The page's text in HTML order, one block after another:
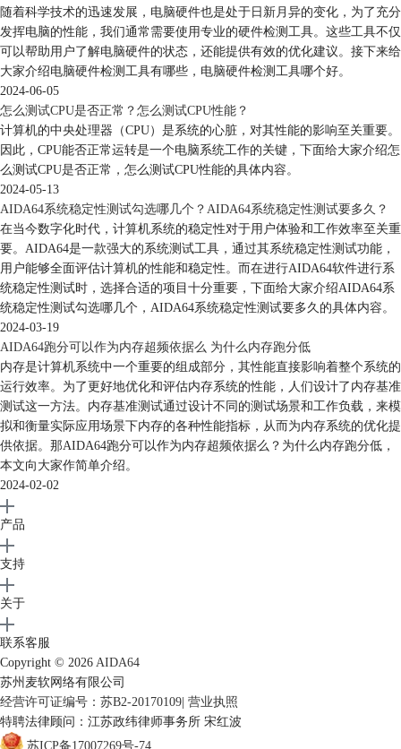
随着科学技术的迅速发展，电脑硬件也是处于日新月异的变化，为了充分
发挥电脑的性能，我们通常需要使用专业的硬件检测工具。这些工具不仅
可以帮助用户了解电脑硬件的状态，还能提供有效的优化建议。接下来给
大家介绍电脑硬件检测工具有哪些，电脑硬件检测工具哪个好。
2024-06-05
怎么测试CPU是否正常？怎么测试CPU性能？
计算机的中央处理器（CPU）是系统的心脏，对其性能的影响至关重要。
因此，CPU能否正常运转是一个电脑系统工作的关键，下面给大家介绍怎
么测试CPU是否正常，怎么测试CPU性能的具体内容。
2024-05-13
AIDA64系统稳定性测试勾选哪几个？AIDA64系统稳定性测试要多久？
在当今数字化时代，计算机系统的稳定性对于用户体验和工作效率至关重
要。AIDA64是一款强大的系统测试工具，通过其系统稳定性测试功能，
用户能够全面评估计算机的性能和稳定性。而在进行AIDA64软件进行系
统稳定性测试时，选择合适的项目十分重要，下面给大家介绍AIDA64系
统稳定性测试勾选哪几个，AIDA64系统稳定性测试要多久的具体内容。
2024-03-19
AIDA64跑分可以作为内存超频依据么 为什么内存跑分低
内存是计算机系统中一个重要的组成部分，其性能直接影响着整个系统的
运行效率。为了更好地优化和评估内存系统的性能，人们设计了内存基准
测试这一方法。内存基准测试通过设计不同的测试场景和工作负载，来模
拟和衡量实际应用场景下内存的各种性能指标，从而为内存系统的优化提
供依据。那AIDA64跑分可以作为内存超频依据么？为什么内存跑分低，
本文向大家作简单介绍。
2024-02-02
产品
支持
关于
联系客服
Copyright © 2026 AIDA64
苏州麦软网络有限公司
经营许可证编号：苏B2-20170109 营业执照
特聘法律顾问：江苏政纬律师事务所 宋红波
苏ICP备17007269号-74